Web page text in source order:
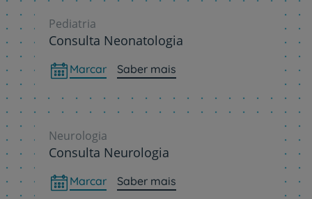
Pediatria
Consulta Neonatologia
Marcar Saber mais
Neurologia
Consulta Neurologia
Marcar Saber mais